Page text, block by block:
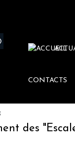
CONTACTS
des